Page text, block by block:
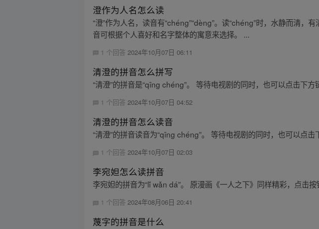
澄作为人名怎么读
“澄”作为人名，读音有“chéng”“dèng”。读“chéng”时，水静而清
音可根据个人喜好和名字整体的寓意来选择。 ...
1 个回答 2024年10月07日 06:11
清澄的拼音怎么拼写
“清澄”的拼音是“qīng chéng”。 等待电视剧的同时，也可以点击下
1 个回答 2024年10月07日 04:52
清澄的拼音怎么读音
“清澄”的拼音读音为“qīng chéng”。 等待电视剧的同时，也可以点
1 个回答2024年10月07日 02:03
李宛妲怎么读拼音
李宛妲的拼音为“lǐ wǎn dá”。 原漫画《一人之下》同样精彩，点击按
1 个回答2024年08月06日 20:41
蔑字的拼音是什么